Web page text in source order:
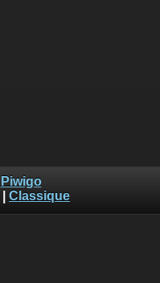
Piwigo
Classique